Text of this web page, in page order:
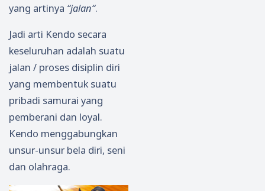
yang artinya “jalan“.
Jadi arti Kendo secara
keseluruhan adalah suatu
jalan / proses disiplin diri
yang membentuk suatu
pribadi samurai yang
pemberani dan loyal.
Kendo menggabungkan
unsur-unsur bela diri, seni
dan olahraga.